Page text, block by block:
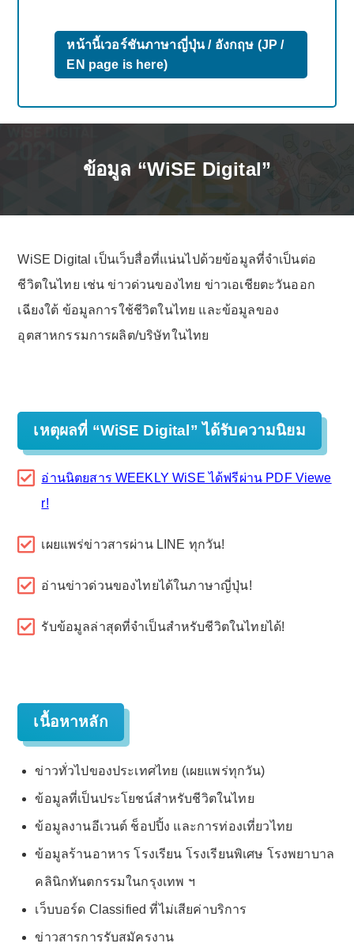
หน้านี้เวอร์ชันภาษาญี่ปุ่น / อังกฤษ (JP /
EN page is here)
ข้อมูล “WiSE Digital”
WiSE Digital เป็นเว็บสื่อที่แน่นไปด้วยข้อมูลที่จำเป็นต่อ
ชีวิตในไทย เช่น ข่าวด่วนของไทย ข่าวเอเชียตะวันออก
เฉียงใต้ ข้อมูลการใช้ชีวิตในไทย และข้อมูลของ
อุตสาหกรรมการผลิต/บริษัทในไทย
เหตุผลที่ “WiSE Digital” ได้รับความนิยม
อ่านนิตยสาร WEEKLY WiSE ได้ฟรีผ่าน PDF Viewe
r!
เผยแพร่ข่าวสารผ่าน LINE ทุกวัน!
อ่านข่าวด่วนของไทยได้ในภาษาญี่ปุ่น!
รับข้อมูลล่าสุดที่จำเป็นสำหรับชีวิตในไทยได้!
เนื้อหาหลัก
ข่าวทั่วไปของประเทศไทย (เผยแพร่ทุกวัน)
ข้อมูลที่เป็นประโยชน์สำหรับชีวิตในไทย
ข้อมูลงานอีเวนต์ ช็อปปิ้ง และการท่องเที่ยวไทย
ข้อมูลร้านอาหาร โรงเรียน โรงเรียนพิเศษ โรงพยาบาล
คลินิกทันตกรรมในกรุงเทพ ฯ
เว็บบอร์ด Classified ที่ไม่เสียค่าบริการ
ข่าวสารการรับสมัครงาน